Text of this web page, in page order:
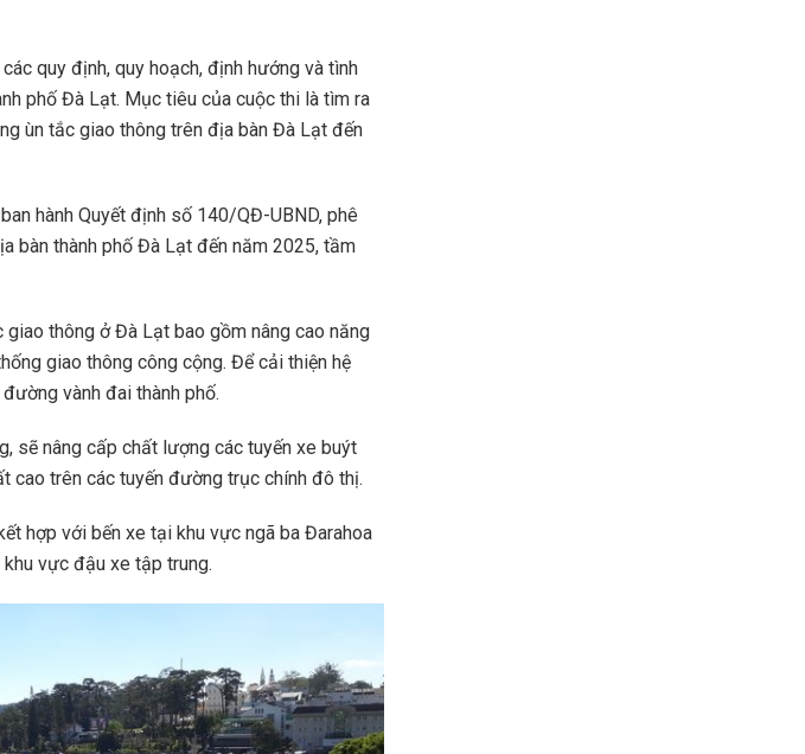
quy định, quy hoạch, định hướng và tình
phố Đà Lạt. Mục tiêu của cuộc thi là tìm ra
ùn tắc giao thông trên địa bàn Đà Lạt đến
hành Quyết định số 140/QĐ-UBND, phê
bàn thành phố Đà Lạt đến năm 2025, tầm
thông ở Đà Lạt bao gồm nâng cao năng
giao thông công cộng. Để cải thiện hệ
vành đai thành phố.
sẽ nâng cấp chất lượng các tuyến xe buýt
cao trên các tuyến đường trục chính đô thị.
hợp với bến xe tại khu vực ngã ba Đarahoa
vực đậu xe tập trung.